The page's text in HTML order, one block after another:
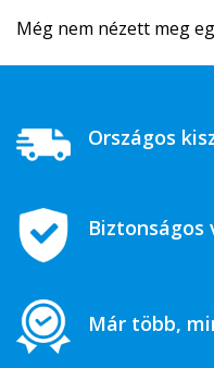
Még nem nézett meg
Országos
Biztonságos
Már több,